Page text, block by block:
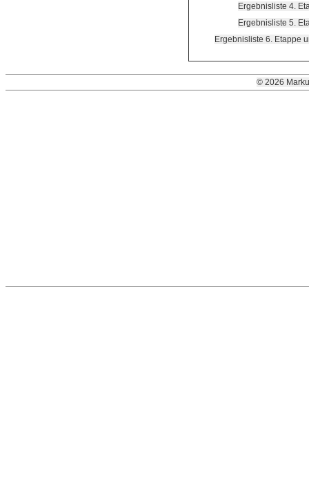
Ergebnisliste 4.
Ergebnisliste 5.
Ergebnisliste 6. Etappe
© 2026